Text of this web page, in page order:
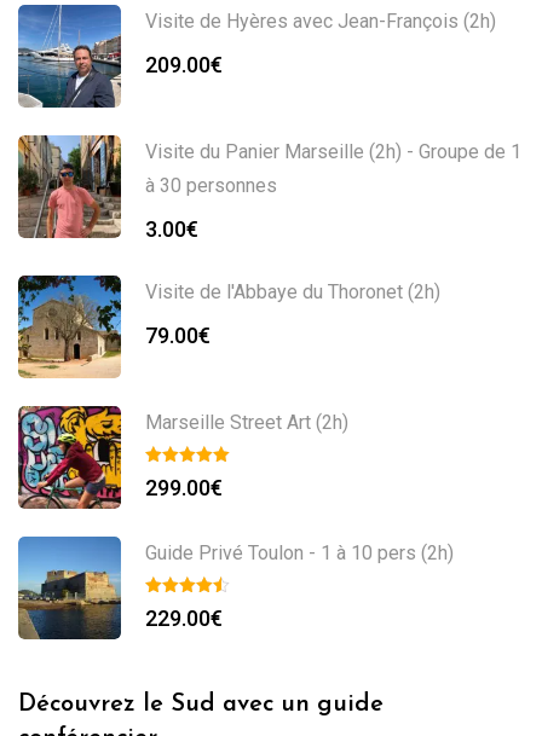
Visite de Hyères avec Jean-François (2h)
209.00€
Visite du Panier Marseille (2h) - Groupe de 1
à 30 personnes
3.00€
Visite de l'Abbaye du Thoronet (2h)
79.00€
Marseille Street Art (2h)
299.00€
Guide Privé Toulon - 1 à 10 pers (2h)
229.00€
Découvrez le Sud avec un guide